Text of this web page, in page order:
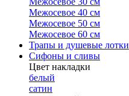
Межосевое 40 см
Межосевое 50 см
Межосевое 60 см
Трапы и душевые лотки
Сифоны и сливы
Цвет накладки
белый
сатин